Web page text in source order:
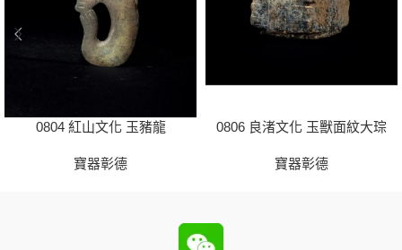
0804 紅山文化 玉豬龍
寶器彰德
0806 良渚文化 玉獸面紋大琮
寶器彰德